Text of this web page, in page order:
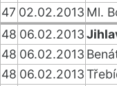
47 02.02.2013 Ml.
48 06.02.2013
48 06.02.2013
48 06.02.2013